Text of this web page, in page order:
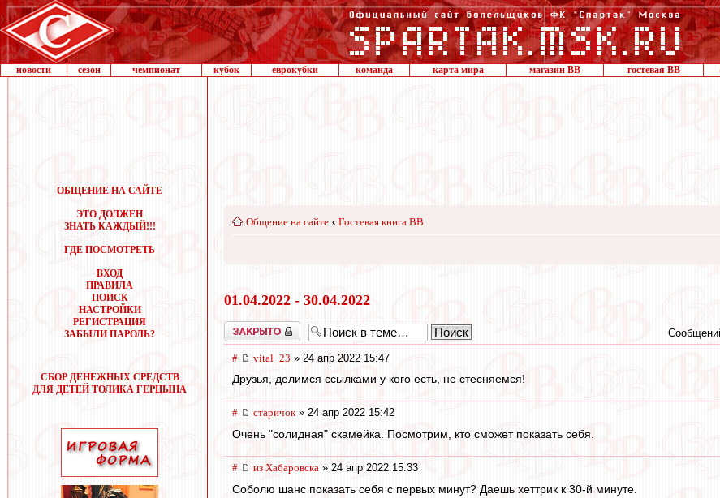
новости сезон чемпионат кубок еврокубки команда карта мира магазин ВВ гостевая ВВ
ОБЩЕНИЕ НА САЙТЕ
ЭТО ДОЛЖЕН
ЗНАТЬ КАЖДЫЙ!!!
ГДЕ ПОСМОТРЕТЬ
ВХОД
ПРАВИЛА
ПОИСК
НАСТРОЙКИ
РЕГИСТРАЦИЯ
ЗАБЫЛИ ПАРОЛЬ?
СБОР ДЕНЕЖНЫХ СРЕДСТВ
ДЛЯ ДЕТЕЙ ТОЛИКА ГЕРЦЫНА
Общение на сайте ‹ Гостевая книга ВВ
01.04.2022 - 30.04.2022
Закрыто
# vital_23 » 24 апр 2022 15:47
Друзья, делимся ссылками у кого есть, не стесняемся!
# старичок» 24 апр 2022 15:42
Очень "солидная" скамейка. Посмотрим, кто сможет показать себя.
# из Хабаровска » 24 апр 2022 15:33
Соболю шанс показать себя с первых минут? Даешь хеттрик к 30-й минуте.